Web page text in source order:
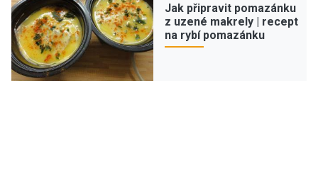
Jak připravit pomazánku
z uzené makrely | recept
na rybí pomazánku